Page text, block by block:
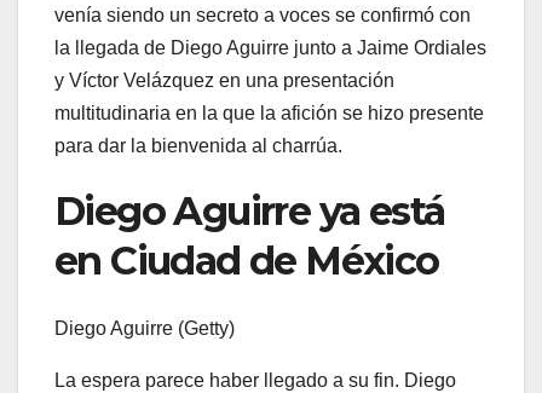
venía siendo un secreto a voces se confirmó con
la llegada de Diego Aguirre junto a Jaime Ordiales
y Víctor Velázquez en una presentación
multitudinaria en la que la afición se hizo presente
para dar la bienvenida al charrúa.
Diego Aguirre ya está
en Ciudad de México
Diego Aguirre (Getty)
La espera parece haber llegado a su fin. Diego